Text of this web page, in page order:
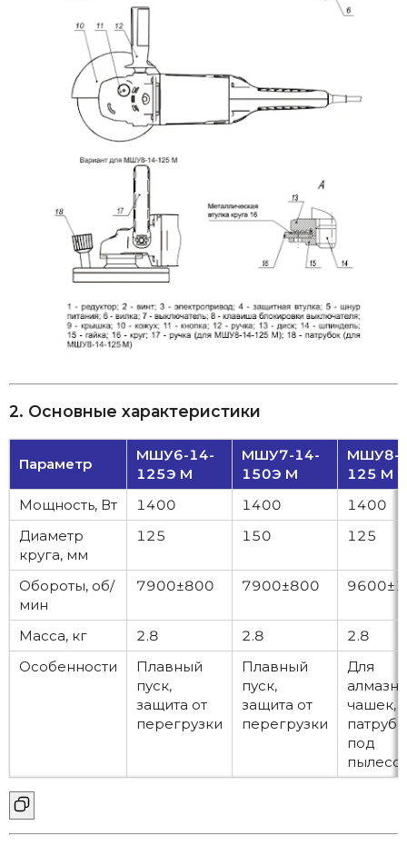
2. Основные характеристики
Параметр
МШУ6-14-
125Э М
МШУ7-14-
150Э М
МШУ8-
125 М
Мощность, Вт
1400 1400
1400
Диаметр
круга, мм
125 150 125
Обороты, об/
мин
7900±800 7900±800
Масса, кг 2.8 2.8
2.8
Особенности
Плавный
пуск,
защита от
перегрузки
Плавный
пуск,
защита от
перегрузки
Для
чашек,
под